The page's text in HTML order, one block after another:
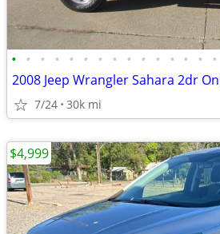
• • • • • • • • • • • • • • •
7/24 30k mi
$4,999